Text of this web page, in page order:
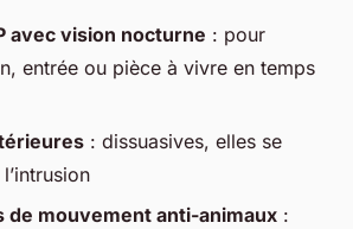
avec vision nocturne : pour
entrée ou pièce à vivre en temps
: dissuasives, elles se
de mouvement anti-animaux :